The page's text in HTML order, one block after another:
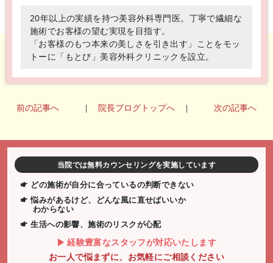
20年以上の実績を持つ美容外科専門医。丁寧で繊細な
施術でお客様の望む実現を目指す。
「お客様のもつ本来の美しさを引き出す」ことをモッ
トーに「もとび」美容外科クリニックを設立。
前の記事へ 院長ブログトップへ 次の記事へ
当院では無料カウンセリングを実施しています
どの施術が自分に合っているの判断できない
悩みがあるけど、どんな風に直せばいいか
わからない
生活への影響、施術のリスクが心配
経験豊富なスタッフが対応いたします
お一人で悩まずに、お気軽にご相談ください